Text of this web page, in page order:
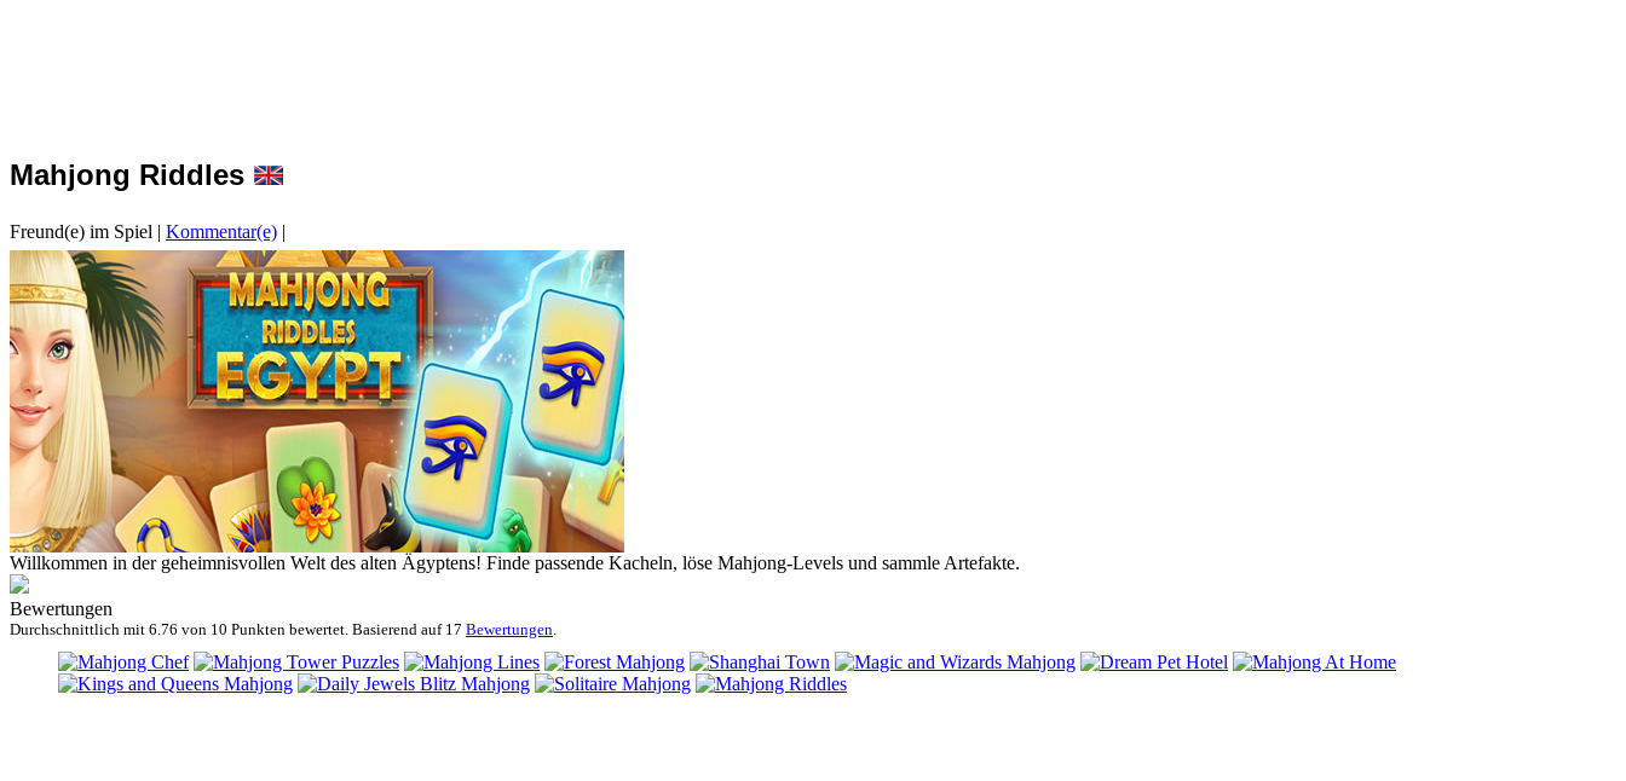
Mahjong Riddles
Freund(e) im Spiel | Kommentar(e) |
Willkommen in der geheimnisvollen Welt des alten Ägyptens! Finde passende Kacheln, löse Mahjong-Levels und sammle Artefakte.
Bewertungen
Durchschnittlich mit 6.76 von 10 Punkten bewertet. Basierend auf 17 Bewertungen